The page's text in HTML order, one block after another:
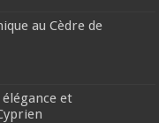
au Cèdre de
et